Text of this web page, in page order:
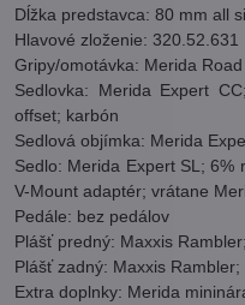
Dĺžka predstavca: 80 mm all
Hlavové zloženie: 320.52.631
Gripy/omotávka: Merida
Sedlovka: Merida Expert
offset; karbón
Sedlová objímka: Merida
Sedlo: Merida Expert SL; 6%
V-Mount adaptér; vrátane
Pedále: bez pedálov
Plášť predný: Maxxis
Plášť zadný: Maxxis
Extra doplnky: Merida